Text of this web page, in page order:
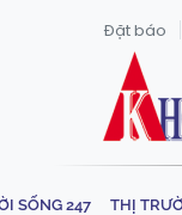
Đặt báo
SỐNG 247 THỊ